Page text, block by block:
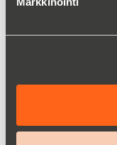
Inframatic
Lue lisää